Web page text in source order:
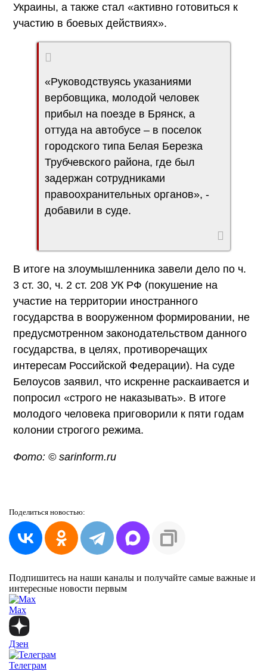
Украины, а также стал «активно готовиться к
участию в боевых действиях».
«Руководствуясь указаниями
вербовщика, молодой человек
прибыл на поезде в Брянск, а
оттуда на автобусе – в поселок
городского типа Белая Березка
Трубчевского района, где был
задержан сотрудниками
правоохранительных органов», -
добавили в суде.
В итоге на злоумышленника завели дело по ч.
3 ст. 30, ч. 2 ст. 208 УК РФ (покушение на
участие на территории иностранного
государства в вооруженном формировании, не
предусмотренном законодательством данного
государства, в целях, противоречащих
интересам Российской Федерации). На суде
Белоусов заявил, что искренне раскаивается и
попросил «строго не наказывать». В итоге
молодого человека приговорили к пяти годам
колонии строгого режима.
Фото: © sarinform.ru
Поделиться новостью:
Подпишитесь на наши каналы и получайте самые важные и
интересные новости первым
Max
Дзен
Телеграм